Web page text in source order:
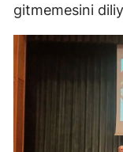
gitmemesini